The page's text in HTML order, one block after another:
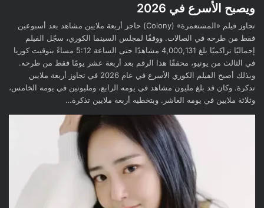
ويصبح الأسرع في 2026
تجاوز فيلم «المستعمرة» (Colony) حاجز أربعة ملايين مشاهد بعد أسبوعين
فقط من طرحه في الصالات. ووفقًا لمجلس السينما الكوري، سجّل الفيلم
إجماليًا تراكميًا بلغ 4,000,131 مشاهدًا حتى الساعة 5:12 مساءً بتوقيت كوريا
في الثالث من يونيو، محققًا هذا الرقم بعد أربعة عشر يومًا فقط من طرحه.
وبذلك أصبح الفيلم الكوري الأسرع في عام 2026 في تجاوز أربعة ملايين
تذكرة. وكان قد بلغ مليون مشاهد في يومه الرابع، ومليونين في يومه الخامس،
وثلاثة ملايين في يومه العاشر. وبتخطيه أربعة ملايين تذكرة…